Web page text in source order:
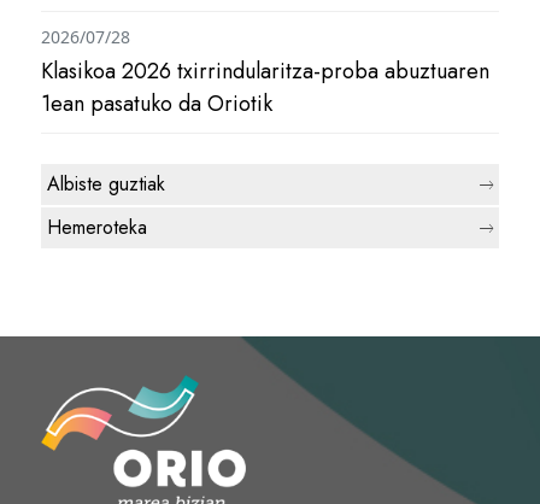
Klasikoa 2026 txirrindularitza-proba abuztuaren
1ean pasatuko da Oriotik
2026/07/28
Albiste guztiak
Hemeroteka